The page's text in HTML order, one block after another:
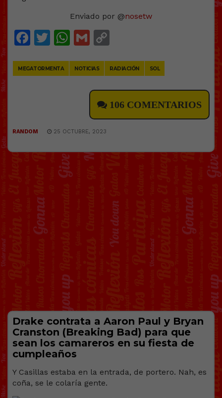
Enviado por @nosetw
Facebook
Twitter
WhatsApp
Gmail
MEGATORMENTA NOTICIAS RADIACIÓN SOL
106 COMENTARIOS
RANDOM 25 OCTUBRE, 2023
Drake contrata a Aaron Paul y Bryan
Cranston (Breaking Bad) para que
sean los camareros en su fiesta de
cumpleaños
Y Casillas estaba en la entrada, de portero. Nah, es
coña, se le colaría gente.